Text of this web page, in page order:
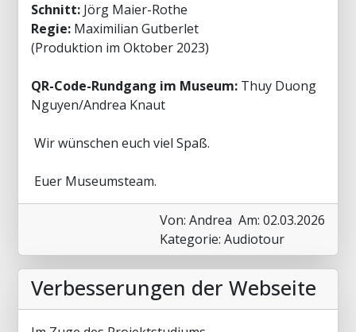
Schnitt: Jörg Maier-Rothe
Regie: Maximilian Gutberlet
(Produktion im Oktober 2023)
QR-Code-Rundgang im Museum: Thuy Duong
Nguyen/Andrea Knaut
Wir wünschen euch viel Spaß.
Euer Museumsteam.
Von: Andrea Am: 02.03.2026
Kategorie: Audiotour
Verbesserungen der Webseite